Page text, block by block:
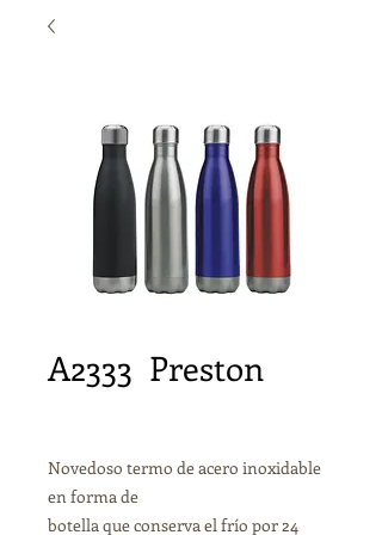
A2333 Preston
Novedoso termo de acero inoxidable
en forma de
botella que conserva el frío por 24